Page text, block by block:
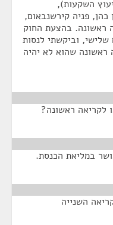
השקעות),
כהן, פניה קירשנבאום,
ראשונה. בהצעת החוק
וביקשתי לנסות
ראשונה שהוא לא יהיה
לקריאה ראשונה?
במליאת הכנסת.
השנייה